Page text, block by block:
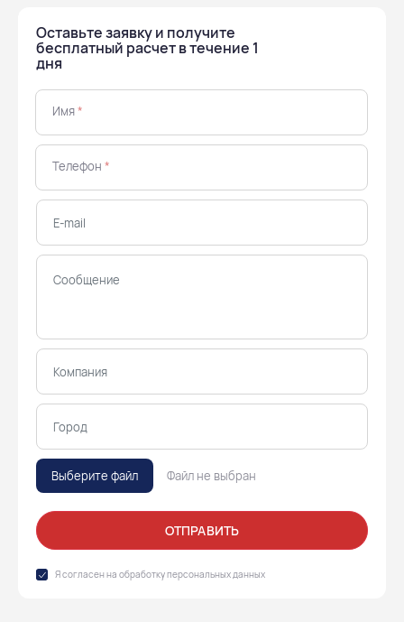
Оставьте заявку и получите
бесплатный расчет в течение 1
дня
Имя*
Телефон *
Выберите файл Файл не выбран
ОТПРАВИТЬ
Я согласен на обработкуперсональных данных